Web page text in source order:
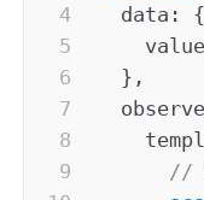
data :
{
value
} ,
//